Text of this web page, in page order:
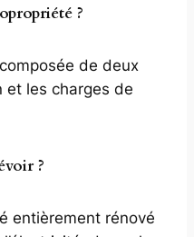
?
de deux
et les charges de
?
entièrement rénové